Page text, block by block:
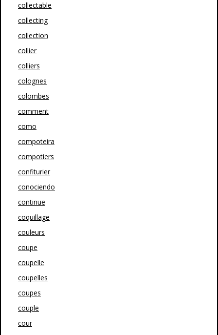
collectable
collecting
collection
collier
colliers
colognes
colombes
comment
como
compoteira
compotiers
confiturier
conociendo
continue
coquillage
couleurs
coupe
coupelle
coupelles
coupes
couple
cour